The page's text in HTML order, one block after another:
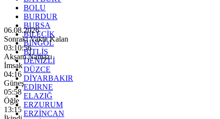
BOLU
BURDUR
BURSA
BİLECİK
BİNGÖL
BİTLİS
DENİZLİ
DÜZCE
DİYARBAKIR
EDİRNE
ELAZIĞ
ERZURUM
ERZİNCAN
06.08.2026
Sonraki Vakte Kalan
03:10:55
Akşam Namazı
İmsak
04:16
Güneş
05:58
Öğle
13:15